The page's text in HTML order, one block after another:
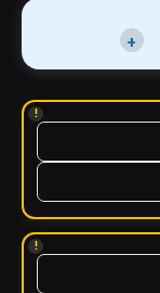
+
!
!